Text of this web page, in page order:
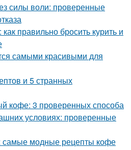
силы воли: проверенные
правильно бросить курить и
самыми красивыми для
и 5 странных
кофе: 3 проверенных способа
условиях: проверенные
самые модные рецепты кофе